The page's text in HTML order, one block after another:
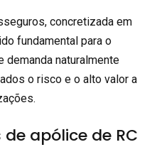
concretizada em
fundamental para o
demanda naturalmente
o risco e o alto valor a
apólice de RC